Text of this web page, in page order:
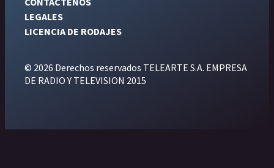
LEGALES
LICENCIA DE RODAJES
© 2026 Derechos reservados TELEARTE S.A. EMPRESA
DE RADIO Y TELEVISION 2015